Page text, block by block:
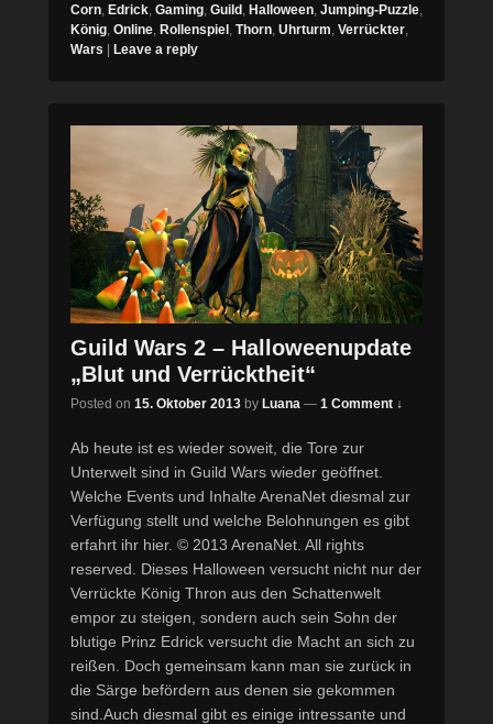
Corn, Edrick, Gaming, Guild, Halloween, Jumping-Puzzle,
König, Online, Rollenspiel, Thorn, Uhrturm, Verrückter,
Wars | Leave a reply
Guild Wars 2 – Halloweenupdate
„Blut und Verrücktheit“
Posted on 15. Oktober 2013 by Luana — 1 Comment ↓
Ab heute ist es wieder soweit, die Tore zur
Unterwelt sind in Guild Wars wieder geöffnet.
Welche Events und Inhalte ArenaNet diesmal zur
Verfügung stellt und welche Belohnungen es gibt
erfahrt ihr hier. © 2013 ArenaNet. All rights
reserved. Dieses Halloween versucht nicht nur der
Verrückte König Thron aus den Schattenwelt
empor zu steigen, sondern auch sein Sohn der
blutige Prinz Edrick versucht die Macht an sich zu
reißen. Doch gemeinsam kann man sie zurück in
die Särge befördern aus denen sie gekommen
sind.Auch diesmal gibt es einige intressante und